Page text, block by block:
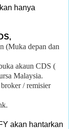
hanya
(Muka depan dan
akaun CDS (
Malaysia.
/ remisier
akan hantarkan